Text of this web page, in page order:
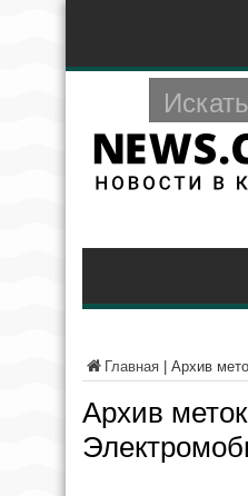
Главная Архив
Архив